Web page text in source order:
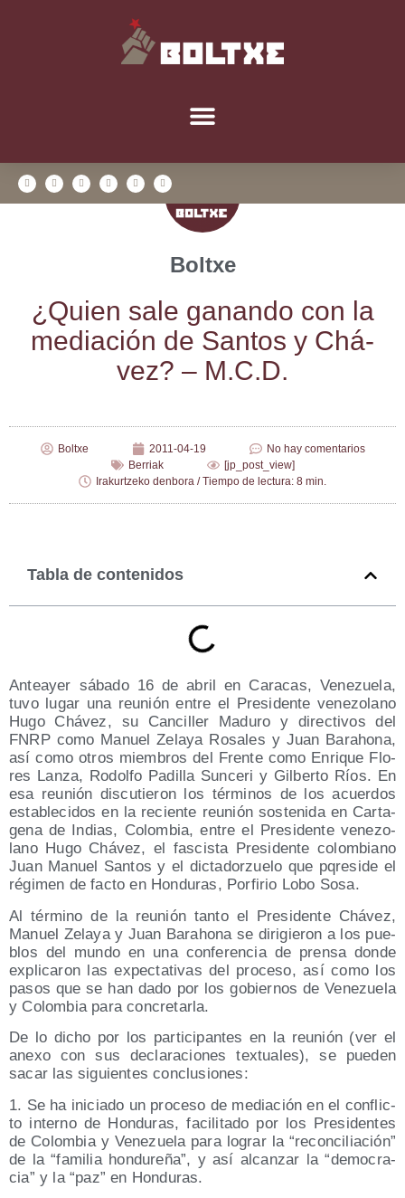
Boltxe
¿Quien sale ganan­do con la
media­ción de San­tos y Chá­
vez? – M.C.D.
Boltxe 2011-04-19
No hay comentarios
Berriak
[jp_post_view]
Irakurtzeko denbora / Tiempo de lectura: 8 min.
Tabla de contenidos
Ante­ayer sába­do 16 de abril en Cara­cas, Vene­zue­la,
tuvo lugar una reu­nión entre el Pre­si­den­te vene­zo­lano
Hugo Chá­vez, su Can­ci­ller Madu­ro y direc­ti­vos del
FNRP como Manuel Zela­ya Rosa­les y Juan Baraho­na,
así como otros miem­bros del Fren­te como Enri­que Flo­
res Lan­za, Rodol­fo Padi­lla Sun­ce­ri y Gil­ber­to Ríos. En
esa reu­nión dis­cu­tie­ron los tér­mi­nos de los acuer­dos
esta­ble­ci­dos en la recien­te reu­nión sos­te­ni­da en Car­ta­
ge­na de Indias, Colom­bia, entre el Pre­si­den­te vene­zo­
lano Hugo Chá­vez, el fas­cis­ta Pre­si­den­te colom­biano
Juan Manuel San­tos y el dic­ta­dor­zue­lo que pqre­si­de el
régi­men de fac­to en Hon­du­ras, Por­fi­rio Lobo Sosa.
Al tér­mino de la reu­nión tan­to el Pre­si­den­te Chá­vez,
Manuel Zela­ya y Juan Baraho­na se diri­gie­ron a los pue­
blos del mun­do en una con­fe­ren­cia de pren­sa don­de
expli­ca­ron las expec­ta­ti­vas del pro­ce­so, así como los
pasos que se han dado por los gobier­nos de Vene­zue­la
y Colom­bia para concretarla.
De lo dicho por los par­ti­ci­pan­tes en la reu­nión (ver el
ane­xo con sus decla­ra­cio­nes tex­tua­les), se pue­den
sacar las siguien­tes conclusiones:
1. Se ha ini­cia­do un pro­ce­so de media­ción en el con­flic­
to interno de Hon­du­ras, faci­li­ta­do por los Pre­si­den­tes
de Colom­bia y Vene­zue­la para lograr la “recon­ci­lia­ción”
de la “fami­lia hon­du­re­ña”, y así alcan­zar la “demo­cra­
cia” y la “paz” en Honduras.